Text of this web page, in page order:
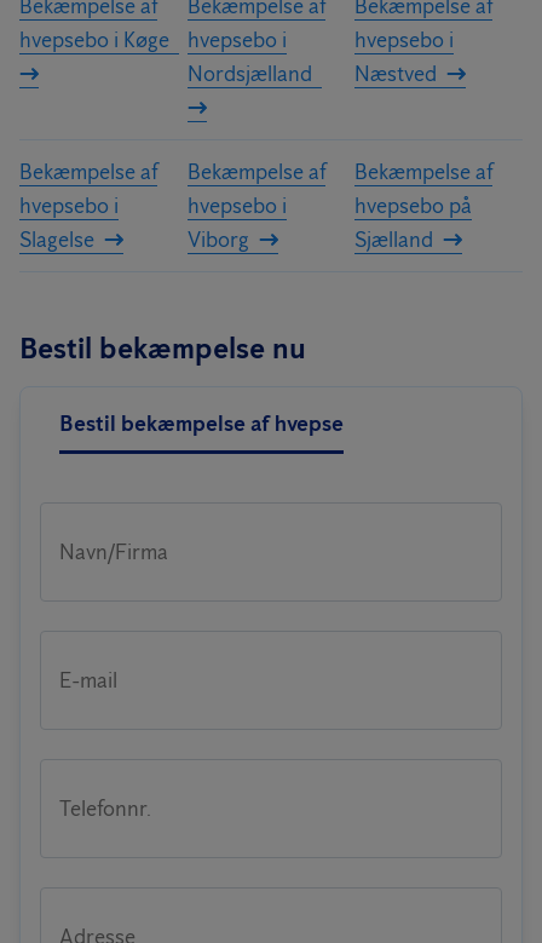
Bekæmpelse af
hvepsebo i Køge
Bekæmpelse af
hvepsebo i
Nordsjælland
Bekæmpelse af
hvepsebo i
Næstved
Bekæmpelse af
hvepsebo i
Slagelse
Bekæmpelse af
hvepsebo i
Viborg
Bekæmpelse af
hvepsebo på
Sjælland
Bestil bekæmpelse nu
Bestil bekæmpelse af hvepse
Navn/Firma
E-mail
Telefonnr.
Adresse